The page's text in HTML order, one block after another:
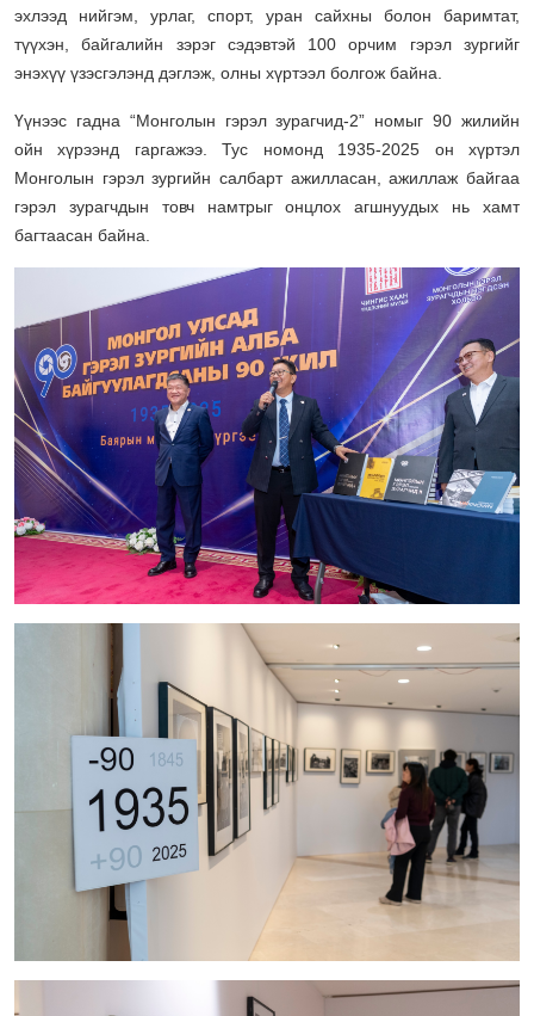
эхлээд нийгэм, урлаг, спорт, уран сайхны болон баримтат,
түүхэн, байгалийн зэрэг сэдэвтэй 100 орчим гэрэл зургийг
энэхүү үзэсгэлэнд дэглэж, олны хүртээл болгож байна.
Үүнээс гадна “Монголын гэрэл зурагчид-2” номыг 90 жилийн
ойн хүрээнд гаргажээ. Тус номонд 1935-2025 он хүртэл
Монголын гэрэл зургийн салбарт ажилласан, ажиллаж байгаа
гэрэл зурагчдын товч намтрыг онцлох агшнуудых нь хамт
багтаасан байна.